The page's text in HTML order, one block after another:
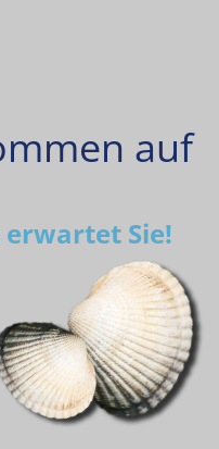
auf
erwartet Sie!